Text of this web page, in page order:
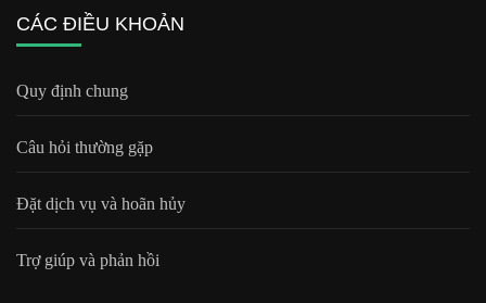
CÁC ĐIỀU KHOẢN
Quy định chung
Câu hỏi thường gặp
Đặt dịch vụ và hoãn hủy
Trợ giúp và phản hồi